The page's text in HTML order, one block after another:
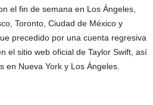
el fin de semana en Los Ángeles,
Toronto, Ciudad de México y
precedido por una cuenta regresiva
el sitio web oficial de Taylor Swift, así
en Nueva York y Los Ángeles.